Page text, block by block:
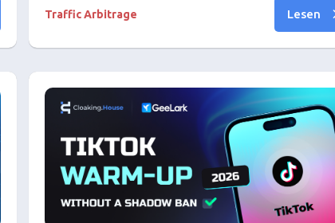
man ein Profil auswählt (PVA, Aged), Antidetect,
und Cookies einrichtet. Leitfaden für den Start und
sichere Warm-up von Profilen für Arbitrage-
Traffic Arbitrage Lesen